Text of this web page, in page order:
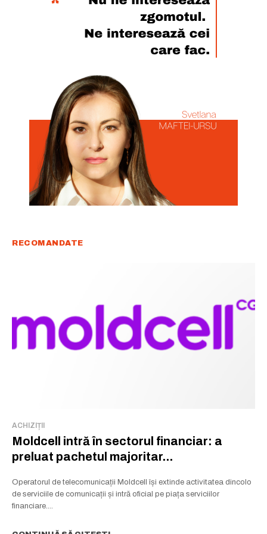
RECOMANDATE
ACHIZIȚII
Moldcell intră în sectorul financiar: a
preluat pachetul majoritar...
Operatorul de telecomunicații Moldcell își extinde activitatea dincolo
de serviciile de comunicații și intră oficial pe piața serviciilor
financiare....